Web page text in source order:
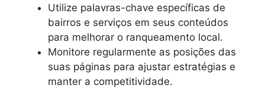
Utilize palavras-chave específicas de
bairros e serviços em seus conteúdos
para melhorar o ranqueamento local.
Monitore regularmente as posições das
suas páginas para ajustar estratégias e
manter a competitividade.